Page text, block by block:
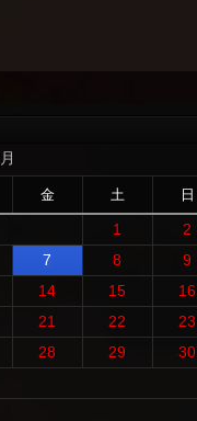
金 土 日
1
2
7 8
9
14 15
16
21 22
23
28 29
30